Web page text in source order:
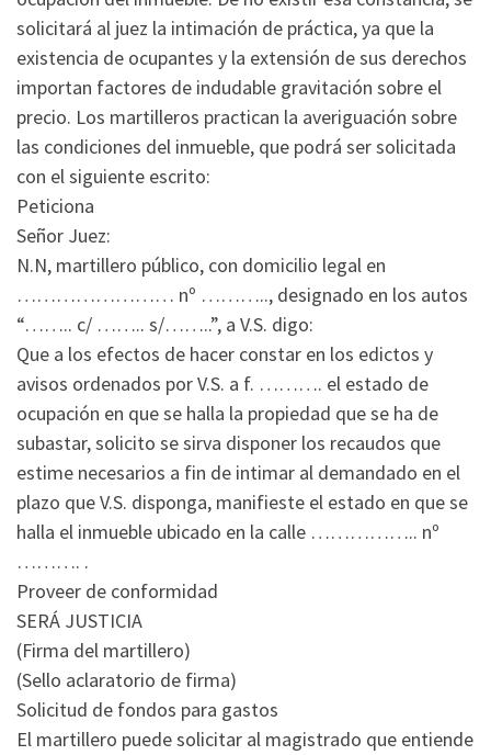
solicitará al juez la intimación de práctica, ya que la
existencia de ocupantes y la extensión de sus derechos
importan factores de indudable gravitación sobre el
precio. Los martilleros practican la averiguación sobre
las condiciones del inmueble, que podrá ser solicitada
con el siguiente escrito:
Peticiona
Señor Juez:
N.N, martillero público, con domicilio legal en
…………………… nº ……….., designado en los autos
“…….. c/ …….. s/……..”, a V.S. digo:
Que a los efectos de hacer constar en los edictos y
avisos ordenados por V.S. a f. ………. el estado de
ocupación en que se halla la propiedad que se ha de
subastar, solicito se sirva disponer los recaudos que
estime necesarios a fin de intimar al demandado en el
plazo que V.S. disponga, manifieste el estado en que se
halla el inmueble ubicado en la calle …………….. nº
………. .
Proveer de conformidad
SERÁ JUSTICIA
(Firma del martillero)
(Sello aclaratorio de firma)
Solicitud de fondos para gastos
El martillero puede solicitar al magistrado que entiende